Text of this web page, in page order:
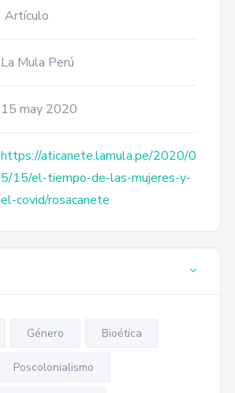
Artículo
La Mula Perú
15 may 2020
https://aticanete.lamula.pe/2020/0
5/15/el-tiempo-de-las-mujeres-y-
el-covid/rosacanete
Género Bioética
Poscolonialismo